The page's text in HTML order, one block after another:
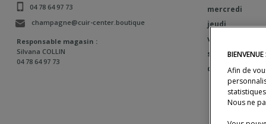
Numéro de téléphone :
04 78 64 97 73
champagne@cuir-center.boutique
Responsable magasin :
Silvana COLLIN
Numéro de téléphone :
04 78 64 97 73
mercredi
jeudi
vendredi
samedi
dimanche
Afin de
Nous ne